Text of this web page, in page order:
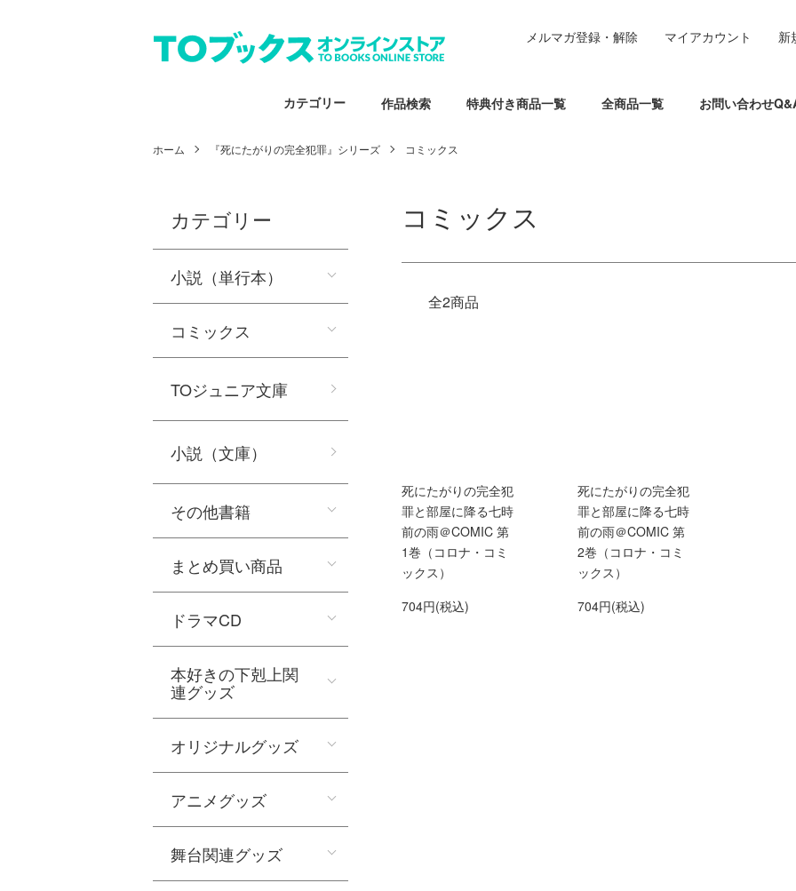
カテゴリー 作品検索 特典付き商品一覧 全商品一覧 お問い合わせ
メルマガ登録・解除 マイアカウント 新
ホーム 『死にたがりの完全犯罪』シリーズ コミックス
コミックス
全2商品
死にたがりの完全犯
罪と部屋に降る七時
前の雨＠COMIC 第
1巻（コロナ・コミ
ックス）
704円(税込)
死にたがりの完全犯
罪と部屋に降る七時
前の雨＠COMIC 第
2巻（コロナ・コミ
ックス）
704円(税込)
カテゴリー
小説（単行本）
コミックス
TOジュニア文庫
小説（文庫）
その他書籍
まとめ買い商品
ドラマCD
本好きの下剋上関
連グッズ
オリジナルグッズ
アニメグッズ
舞台関連グッズ